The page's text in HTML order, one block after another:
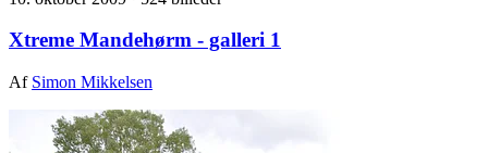
Xtreme Mandehørm - galleri 1
Af Simon Mikkelsen